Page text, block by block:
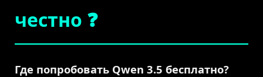
честно ❓
Где попробовать Qwen 3.5 бесплатно?